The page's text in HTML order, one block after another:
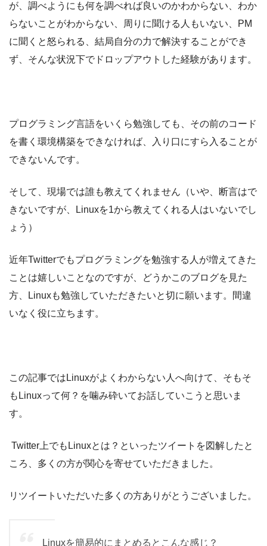
が、調べようにも何を調べれば良いのかわからない、わか
らないことがわからない、周りに聞ける人もいない、PM
に聞くと怒られる、結局自分の力で解決することができ
ず、そんな状況下でドロップアウトした経験があります。
プログラミング言語をいくら勉強しても、その前のコード
を書く環境構築をできなければ、入り口にすら入ることが
できないんです。
そして、現場では誰も教えてくれません（いや、断言はで
きないですが、Linuxを1から教えてくれる人はいないでし
ょう）
近年Twitterでもプログラミングを勉強する人が増えてきた
ことは嬉しいことなのですが、どうかこのブログを見た
方、Linuxも勉強していただきたいと切に願います。間違
いなく役に立ちます。
この記事ではLinuxがよくわからない人へ向けて、そもそ
もLinuxって何？を噛み砕いてお話していこうと思いま
す。
Twitter上でもLinuxとは？といったツイートを図解したと
ころ、多くの方が関心を寄せていただきました。
リツイートいただいた多くの方ありがとうございました。
Linuxを簡易的にまとめるとこんな感じ？